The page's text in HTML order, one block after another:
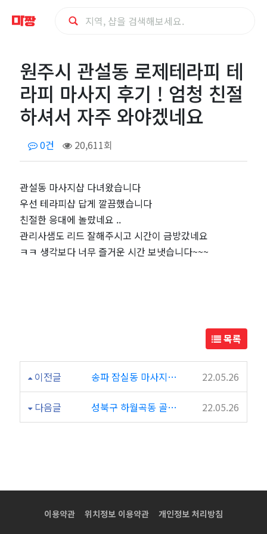
주
시
설
동
로
제
테
라
피
사
원주시 관설동 로제테라피 테
라피 마사지 후기 ! 엄청 친절
하셔서 자주 와야겠네요
0건 20,611회
관설동 마사지샵 다녀왔습니다
우선 테라피샵 답게 깔끔했습니다
친절한 응대에 놀랐네요 ..
관리사샘도 리드 잘해주시고 시간이 금방갔네요
ㅋㅋ 생각보다 너무 즐거운 시간 보냇습니다~~~
목록
이전글 송파 잠실동 마사지샵 스윗테라피 후기~ 정말 좋네요! 22.05.26
다음글 성북구 하월곡동 골드타이 마사지 잘해주셨어요 피로 풀고왔습니다 ㅋㅋ 후기 남깁니다 22.05.26
이용약관 위치정보 이용약관 개인정보 처리방침